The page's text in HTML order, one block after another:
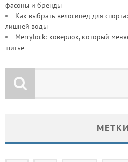
фасоны и бренды
Как выбрать велосипед для
лишней воды
Merrylock: коверлок, который
шитье
МЕТКИ